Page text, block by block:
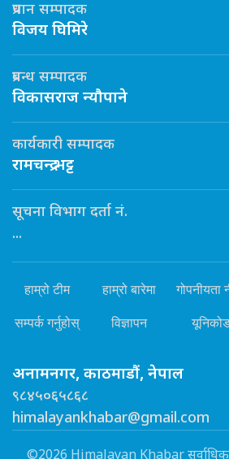
प्रधान सम्पादक
विजय घिमिरे
प्रबन्ध सम्पादक
विकासराज न्यौपाने
कार्यकारी सम्पादक
रामचन्द्र भट्ट
सूचना विभाग दर्ता नं.
...
हाम्रो टीम हाम्रो बारेमा गोपनीयता
सम्पर्क गर्नुहोस् विज्ञापन
अनामनगर, काठमाडौं, नेपाल
९८४५०६५८६८
himalayankhabar@gmail.com